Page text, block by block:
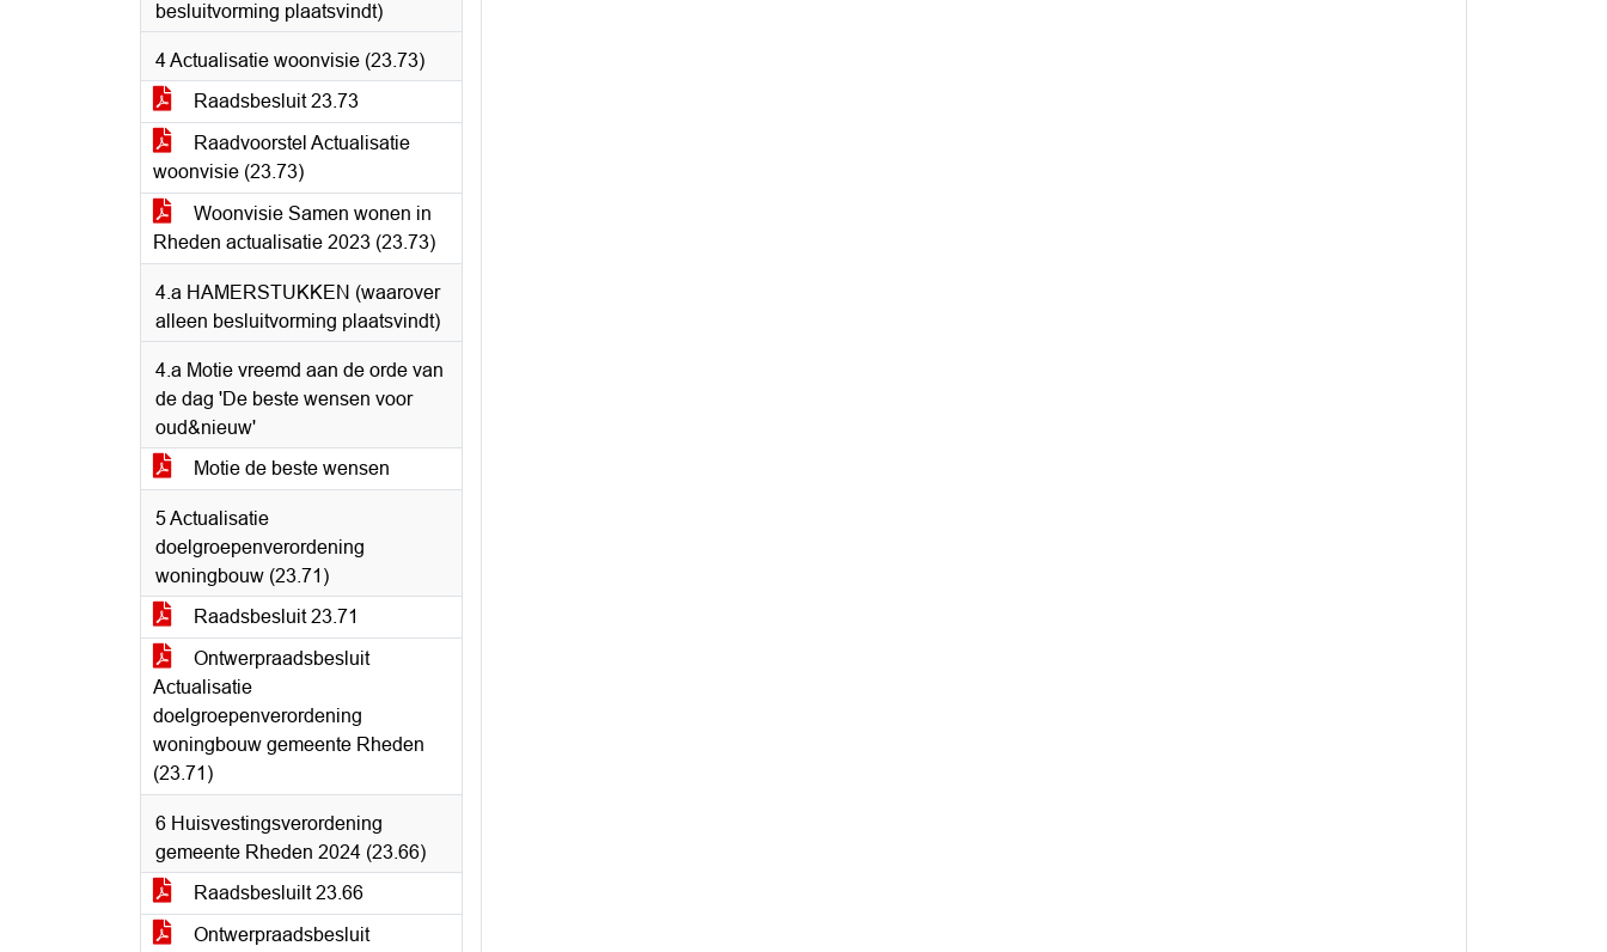
besluitvorming plaatsvindt)
4 Actualisatie woonvisie (23.73)
Raadsbesluit 23.73
Raadvoorstel Actualisatie
woonvisie (23.73)
Woonvisie Samen wonen in
Rheden actualisatie 2023 (23.73)
4.a HAMERSTUKKEN (waarover
alleen besluitvorming plaatsvindt)
4.a Motie vreemd aan de orde van
de dag 'De beste wensen voor
oud&nieuw'
Motie de beste wensen
5 Actualisatie
doelgroepenverordening
woningbouw (23.71)
Raadsbesluit 23.71
Ontwerpraadsbesluit
Actualisatie
doelgroepenverordening
woningbouw gemeente Rheden
(23.71)
6 Huisvestingsverordening
gemeente Rheden 2024 (23.66)
Raadsbesluilt 23.66
Ontwerpraadsbesluit